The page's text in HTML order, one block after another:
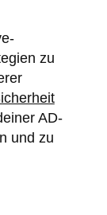
zu
AD-
und zu